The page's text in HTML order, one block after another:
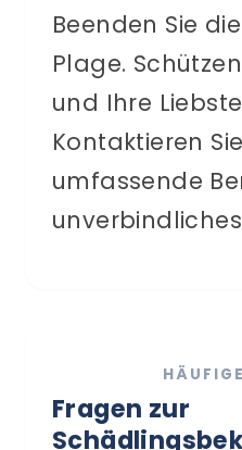
Beenden Sie
Plage.
und Ihre
Kontaktieren
umfassende
Fragen zur